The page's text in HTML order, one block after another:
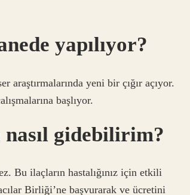
yapılıyor?
yeni bir çığır açıyor.
başlıyor.
gidebilirim?
Bu ilaçların hastalığınız için etkili
Birliği’ne başvurarak ve ücretini